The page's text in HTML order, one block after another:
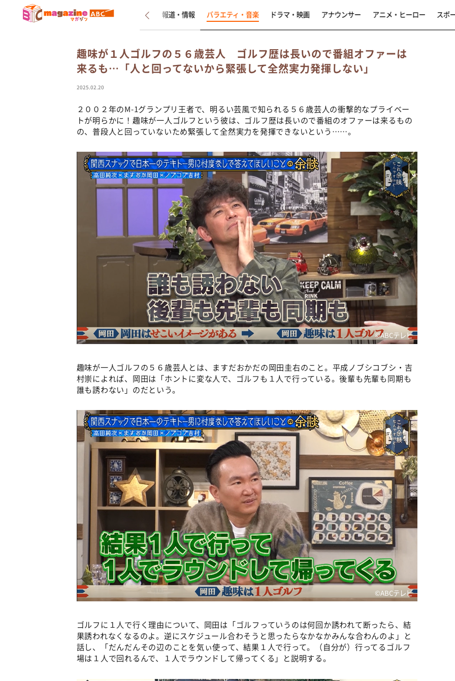
新着 インタビュー 報道・情報 バラエティ・音楽 ドラマ・映画 アナウンサー アニメ・ヒーロー スポ
趣味が１人ゴルフの５６歳芸人 ゴルフ歴は長いので番組オファーは
来るも…「人と回ってないから緊張して全然実力発揮しない」
2025.02.20
２００２年のM-1グランプリ王者で、明るい芸風で知られる５６歳芸人の衝撃的なプライベー
トが明らかに！趣味が一人ゴルフという彼は、ゴルフ歴は長いので番組のオファーは来るもの
の、普段人と回っていないため緊張して全然実力を発揮できないという……。
©️ABCテレビ
趣味が一人ゴルフの５６歳芸人とは、ますだおかだの岡田圭右のこと。平成ノブシコブシ・吉
村崇によれば、岡田は「ホントに変な人で、ゴルフも１人で行っている。後輩も先輩も同期も
誰も誘わない」のだという。
©️ABCテレビ
ゴルフに１人で行く理由について、岡田は「ゴルフっていうのは何回か誘われて断ったら、結
果誘われなくなるのよ。逆にスケジュール合わそうと思ったらなかなかみんな合わんのよ」と
話し、「だんだんその辺のことを気ぃ使って、結果１人で行って。（自分が）行ってるゴルフ
場は１人で回れるんで、１人でラウンドして帰ってくる」と説明する。